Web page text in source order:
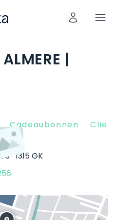
|
Cadeaubonnen
1315 GK